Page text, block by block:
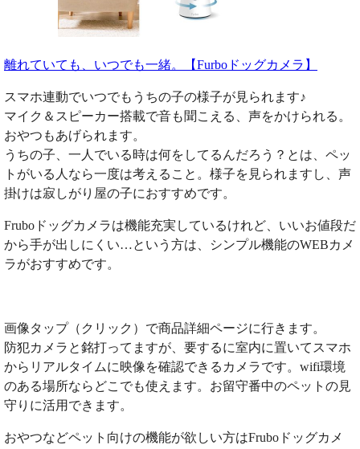
離れていても、いつでも一緒。【Furboドッグカメラ】
スマホ連動でいつでもうちの子の様子が見られます♪
マイク＆スピーカー搭載で音も聞こえる、声をかけられる。
おやつもあげられます。
うちの子、一人でいる時は何をしてるんだろう？とは、ペッ
トがいる人なら一度は考えること。様子を見られますし、声
掛けは寂しがり屋の子におすすめです。
Fruboドッグカメラは機能充実しているけれど、いいお値段だ
から手が出しにくい…という方は、シンプル機能のWEBカメ
ラがおすすめです。
画像タップ（クリック）で商品詳細ページに行きます。
防犯カメラと銘打ってますが、要するに室内に置いてスマホ
からリアルタイムに映像を確認できるカメラです。wifi環境
のある場所ならどこでも使えます。お留守番中のペットの見
守りに活用できます。
おやつなどペット向けの機能が欲しい方はFruboドッグカメ